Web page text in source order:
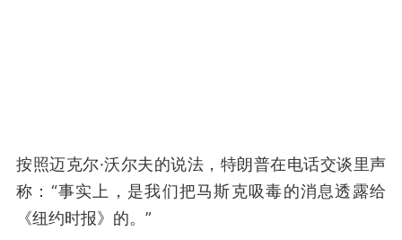
按照迈克尔·沃尔夫的说法，特朗普在电话交谈里声
称：“事实上，是我们把马斯克吸毒的消息透露给
《纽约时报》的。”